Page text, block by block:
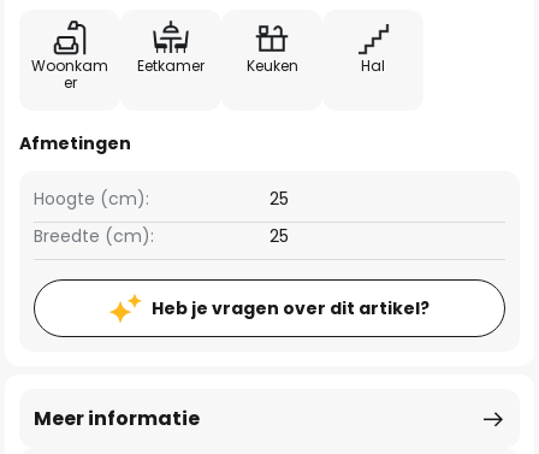
Woonkam
er
Eetkamer Keuken Hal
Afmetingen
Breedte (cm): 25
Hoogte (cm): 25
Heb je vragen over dit artikel?
Meer informatie